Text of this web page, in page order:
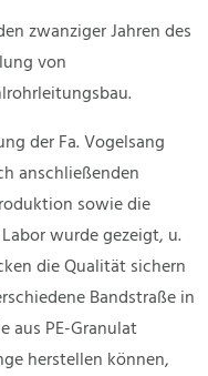
zwanziger Jahren des
von
der Fa. Vogelsang
anschließenden
sowie die
wurde gezeigt, u.
die Qualität sichern
Bandstraße in
aus PE-Granulat
herstellen können,